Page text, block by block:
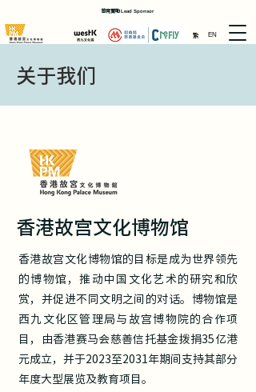
繁 EN
首席贊助Lead Sponsor
关于我们
香港故宫文化博物馆
香港故宫文化博物馆的目标是成为世界领先
的博物馆，推动中国文化艺术的研究和欣
赏，并促进不同文明之间的对话。博物馆是
西九文化区管理局与故宫博物院的合作项
目，由香港赛马会慈善信托基金拨捐35亿港
元成立，并于2023至2031年期间支持其部分
年度大型展览及教育项目。